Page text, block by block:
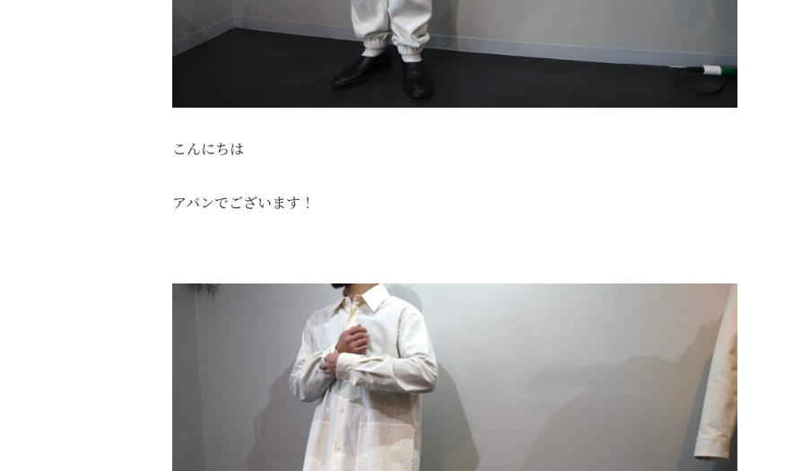
こんにちは
アバンでございます！